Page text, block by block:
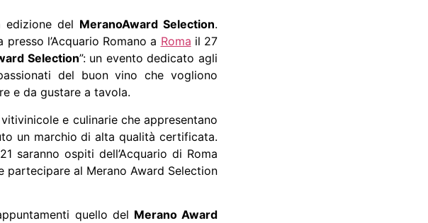
edizione del MeranoAward Selection.
l’Acquario Romano a Roma il 27
Selection”: un evento dedicato agli
del buon vino che vogliono
e da gustare a tavola.
e culinarie che appresentano
un marchio di alta qualità certificata.
saranno ospiti dell’Acquario di Roma
al Merano Award Selection
quello del Merano Award